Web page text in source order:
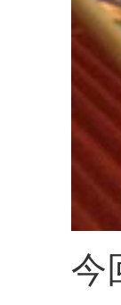
今